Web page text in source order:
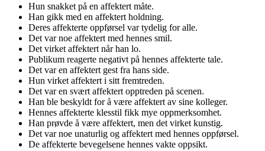
Hun snakket på en affektert måte.
Han gikk med en affektert holdning.
Deres affekterte oppførsel var tydelig for alle.
Det var noe affektert med hennes smil.
Det virket affektert når han lo.
Publikum reagerte negativt på hennes affekterte tale.
Det var en affektert gest fra hans side.
Hun virket affektert i sitt fremtreden.
Det var en svært affektert opptreden på scenen.
Han ble beskyldt for å være affektert av sine kolleger.
Hennes affekterte klesstil fikk mye oppmerksomhet.
Han prøvde å være affektert, men det virket kunstig.
Det var noe unaturlig og affektert med hennes oppførsel.
De affekterte bevegelsene hennes vakte oppsikt.